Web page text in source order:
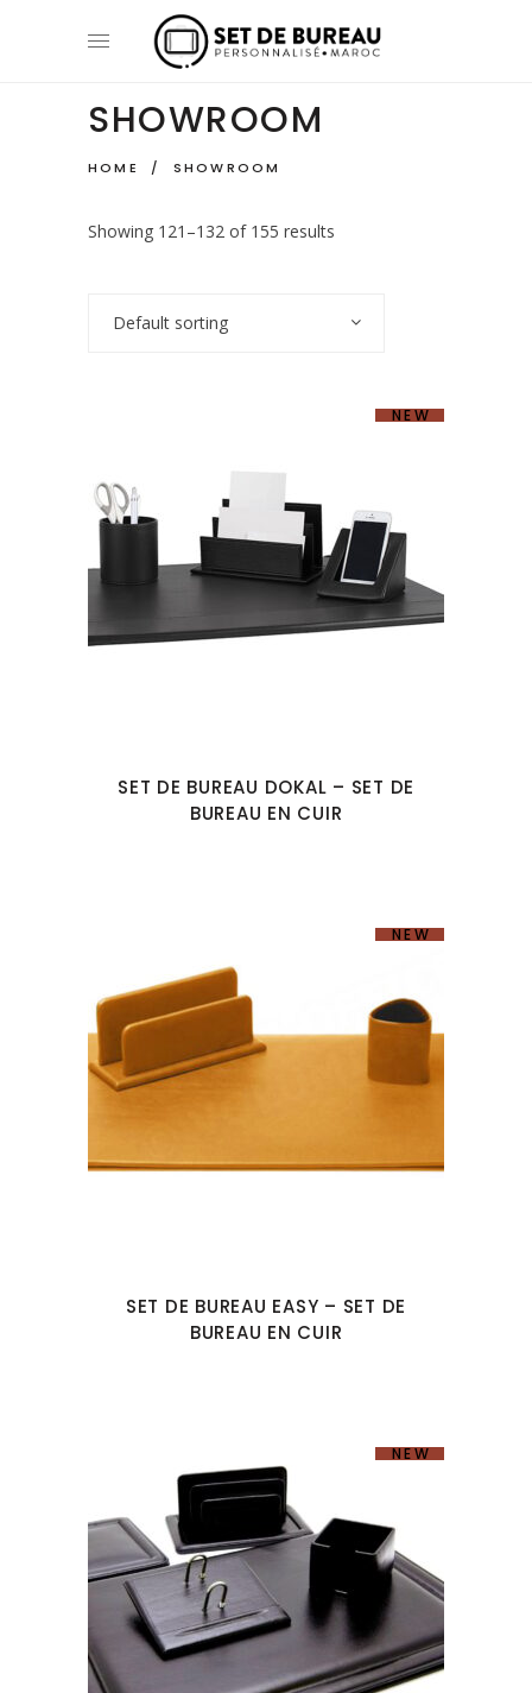
SHOWROOM
HOME / SHOWROOM
Showing 121–132 of 155 results
Default sorting
NEW
SET DE BUREAU DOKAL – SET DE
BUREAU EN CUIR
NEW
SET DE BUREAU EASY – SET DE
BUREAU EN CUIR
NEW